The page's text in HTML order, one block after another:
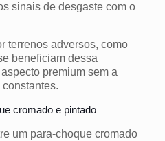
sinais de desgaste com o
terrenos adversos, como
beneficiam dessa
premium sem a
cromado e pintado
um para-choque cromado